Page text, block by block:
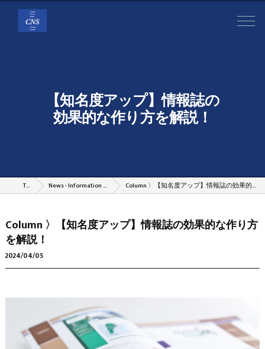
【知名度アップ】情報誌の
効果的な作り方を解説！
TOP News - Information - Column Column 〉【知名度アップ】情報誌の効果的な作り方を解説！
Column 〉【知名度アップ】情報誌の効果的な作り方
を解説！
2024/04/05